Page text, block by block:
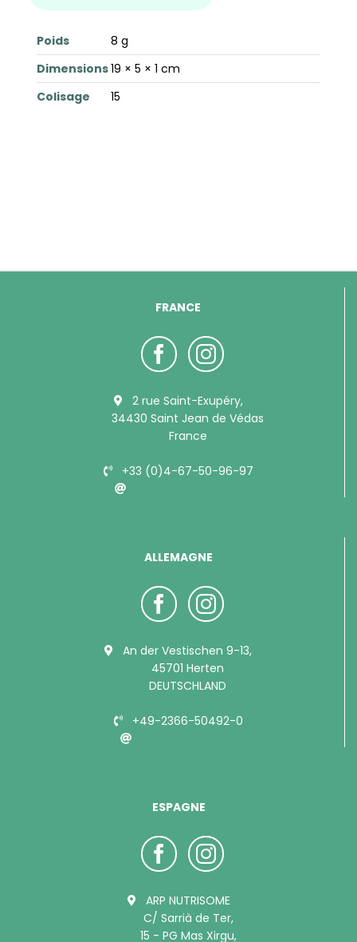
Poids
8 g
Dimensions19 × 5 × 1 cm
Colisage
15
FRANCE
2 rue Saint-Exupéry,
34430 Saint Jean de Védas
France
+33 (0)4-67-50-96-97
ALLEMAGNE
An der Vestischen 9-13,
45701 Herten
DEUTSCHLAND
+49-2366-50492-0
ESPAGNE
ARP NUTRISOME
C/ Sarrià de Ter,
15 - PG Mas Xirgu,